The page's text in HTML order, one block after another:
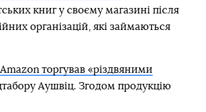
книг у своєму магазині після
організацій, які займаються
Amazon торгував «різдвяними
Аушвіц. Згодом продукцію